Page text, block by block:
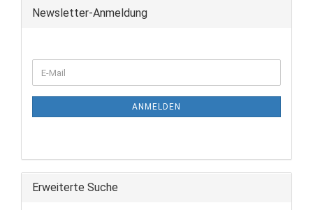
Newsletter-Anmeldung
ANMELDEN
Erweiterte Suche